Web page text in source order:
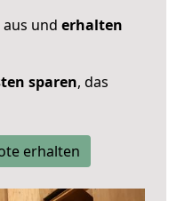
und erhalten
sparen, das
erhalten